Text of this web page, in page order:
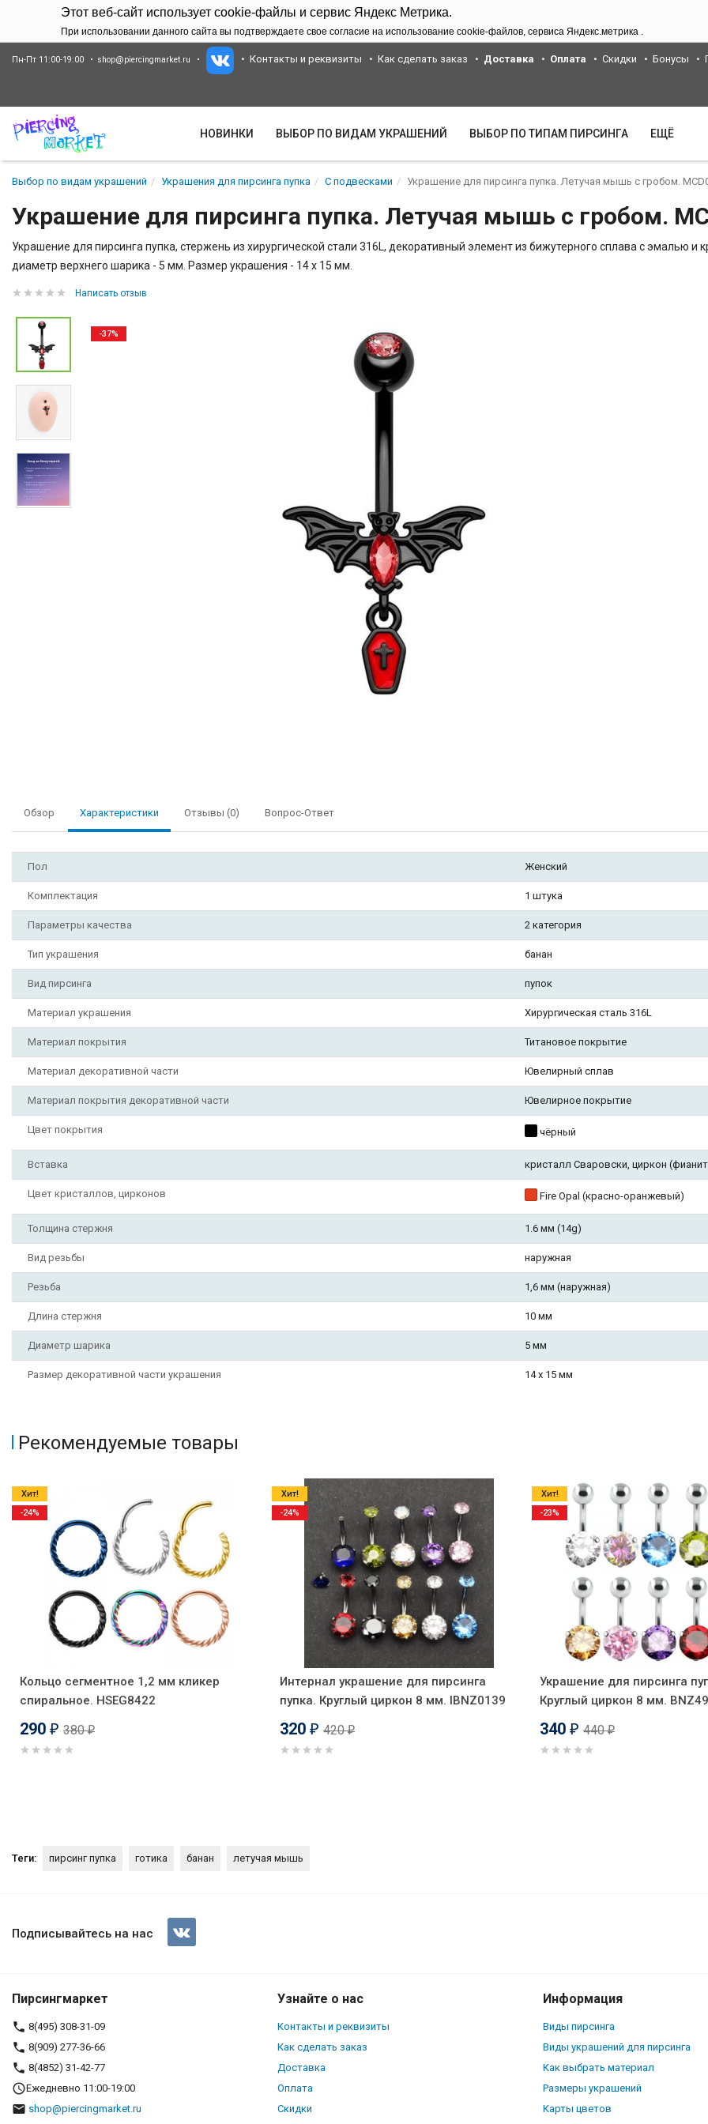
Этот веб-сайт использует cookie-файлы и сервис Яндекс Метрика.
При использовании данного сайта вы подтверждаете свое согласие на использование cookie-файлов, сервиса Яндекс.метрика .
Пн-Пт 11:00-19:00 shop@piercingmarket.ru Контакты и реквизиты Как сделать заказ Доставка Оплата Скидки Бонусы
НОВИНКИ ВЫБОР ПО ВИДАМ УКРАШЕНИЙ ВЫБОР ПО ТИПАМ ПИРСИНГА ЕЩЁ
Выбор по видам украшений Украшения для пирсинга пупка С подвесками Украшение для пирсинга пупка. Летучая мышь с гробом.
Украшение для пирсинга пупка. Летучая мышь с гробом.
Украшение для пирсинга пупка, стержень из хирургической стали 316L, декоративный элемент из бижутерного сплава с эмалью
диаметр верхнего шарика - 5 мм. Размер украшения - 14 х 15 мм.
Написать отзыв
-37%
Обзор Характеристики Отзывы (0) Вопрос-Ответ
Пол Женский
Комплектация 1 штука
Параметры качества 2 категория
Тип украшения банан
Вид пирсинга пупок
Материал украшения Хирургическая сталь 316L
Материал покрытия Титановое покрытие
Материал декоративной части Ювелирный сплав
Материал покрытия декоративной части Ювелирное покрытие
Цвет покрытия чёрный
Вставка кристалл Сваровски, циркон
Цвет кристаллов, цирконов Fire Opal (красно-оранжевый)
Толщина стержня 1.6 мм (14g)
Вид резьбы наружная
Резьба 1,6 мм (наружная)
Длина стержня 10 мм
Диаметр шарика 5 мм
Размер декоративной части украшения 14 х 15 мм
Рекомендуемые товары
Кольцо сегментное 1,2 мм кликер
спиральное. HSEG8422
290 ₽ 380₽
Хит!
-24%
Интернал украшение для пирсинга
пупка. Круглый циркон 8 мм. IBNZ0139
320 ₽ 420₽
Хит!
-24%
Украшение для пирсинга
Круглый циркон 8 мм.
340 ₽ 440₽
Хит!
-23%
Теги: пирсинг пупка готика банан летучая мышь
Украшение для пирсинга пупка. Летучая мышь с гробом. MCD0072
Подписывайтесь на нас
Пирсингмаркет
8(495) 308-31-09
8(909) 277-36-66
8(4852) 31-42-77
Ежедневно 11:00-19:00
shop@piercingmarket.ru
Узнайте о нас
Контакты и реквизиты
Как сделать заказ
Доставка
Оплата
Скидки
Информация
Виды пирсинга
Виды украшений для пирсинга
Как выбрать материал
Размеры украшений
Карты цветов